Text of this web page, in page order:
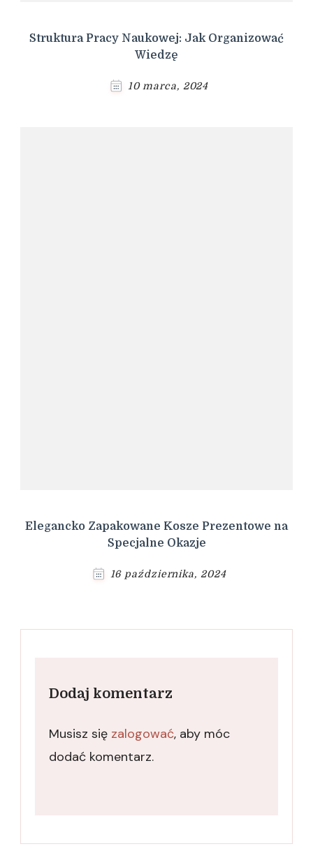
Struktura Pracy Naukowej: Jak Organizować
Wiedzę
10 marca, 2024
Elegancko Zapakowane Kosze Prezentowe na
Specjalne Okazje
16 października, 2024
Dodaj komentarz
Musisz się zalogować, aby móc
dodać komentarz.